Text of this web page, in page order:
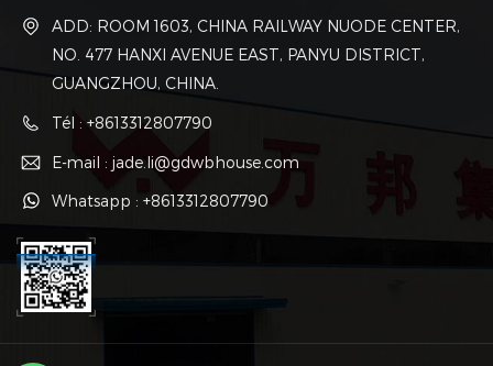
ADD: ROOM 1603, CHINA RAILWAY NUODE CENTER,
NO. 477 HANXI AVENUE EAST, PANYU DISTRICT,
GUANGZHOU, CHINA.
Tél : +8613312807790
E-mail : jade.li@gdwbhouse.com
Whatsapp : +8613312807790